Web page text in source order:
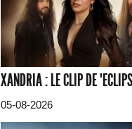
XANDRIA : LE CLIP DE
05-08-2026